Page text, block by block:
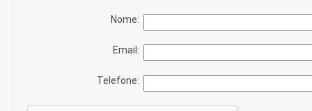
Nome:
Email:
Telefone: